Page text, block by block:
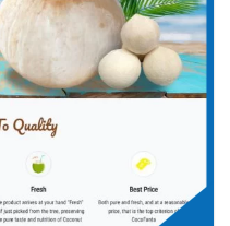
Xem giao diện